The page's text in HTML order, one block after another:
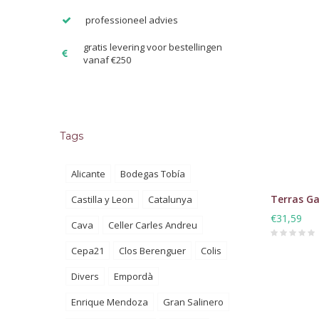
professioneel advies
gratis levering voor bestellingen
vanaf €250
Tags
Alicante
Bodegas Tobía
Castilla y Leon
Catalunya
Cava
Celler Carles Andreu
Cepa21
Clos Berenguer
Colis
Divers
Empordà
Enrique Mendoza
Gran Salinero
Terras
€31,59